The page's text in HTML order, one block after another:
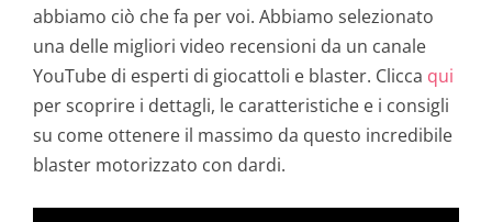
abbiamo ciò che fa per voi. Abbiamo selezionato
una delle migliori video recensioni da un canale
YouTube di esperti di giocattoli e blaster. Clicca qui
per scoprire i dettagli, le caratteristiche e i consigli
su come ottenere il massimo da questo incredibile
blaster motorizzato con dardi.